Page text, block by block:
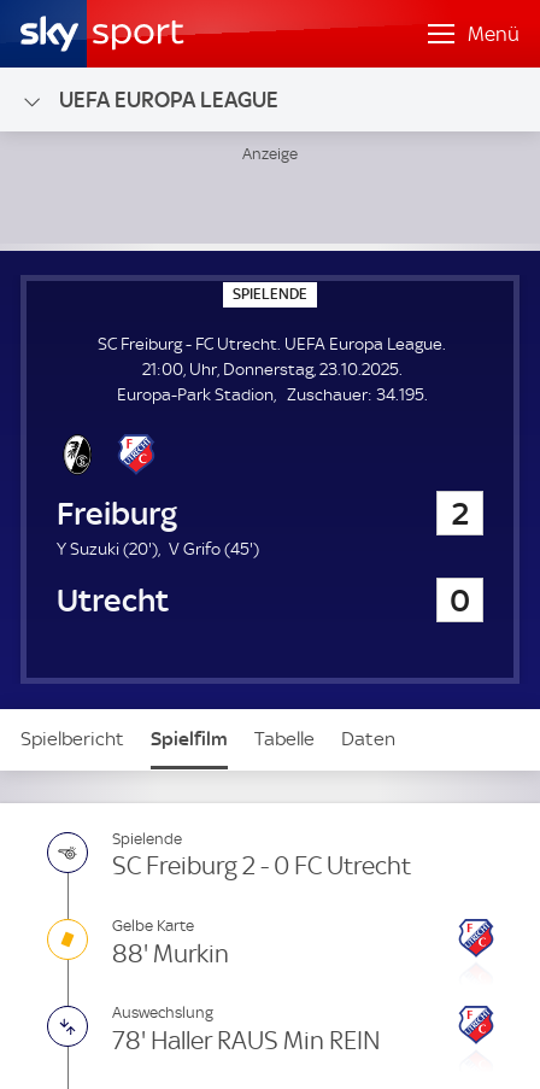
Menü
UEFA EUROPA LEAGUE
SPIELENDE
P
E
E
N
SC Freiburg - FC Utrecht. UEFA Europa League.
21:00, Uhr, Donnerstag, 23.10.2025.
Europa-Park Stadion
Zuschauer: Z
34.195.
SC Freiburg 2
Y Suzuki (20'2
.
e
) V Grifo (45'4
e
)
FC Utrecht 0
Spielbericht Spielfilm Tabelle Daten
Aufstellung Live
Spielende
SC Freiburg 2 - 0 FC Utrecht
Gelbe Karte
88' Murkin
Auswechslung
78' Haller RAUS Min REIN